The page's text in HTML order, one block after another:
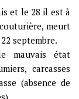
et le 28 il est à
meurt
septembre.
mauvais état
carcasses
(absence de